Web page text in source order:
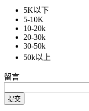
5K以下
5-10K
10-20k
20-30k
30-50k
50k以上
留言